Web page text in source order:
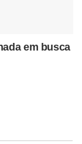
em busca